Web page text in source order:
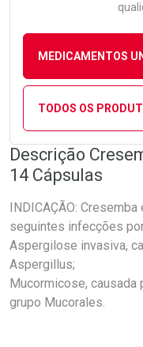
MEDICAMENTOS
TODOS OS
Descrição
14 Cápsulas
INDICAÇÃO:
seguintes infecções
Aspergilose invasiva,
Aspergillus;
Mucormicose, causada
grupo Mucorales.